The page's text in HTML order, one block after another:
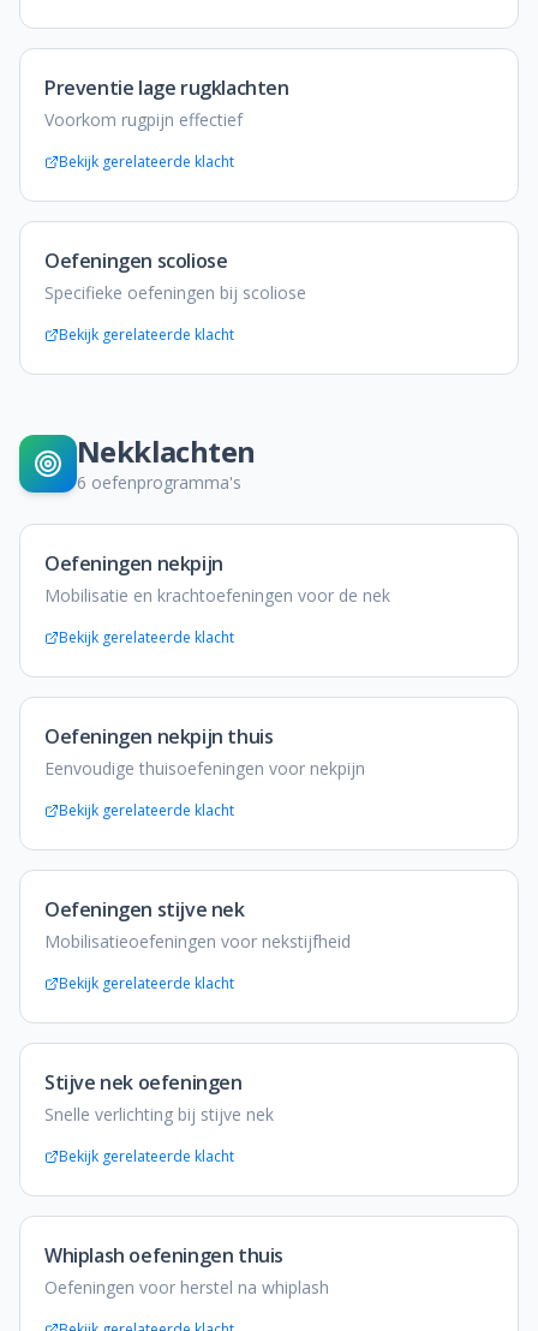
Preventie lage rugklachten
Voorkom rugpijn effectief
Bekijk gerelateerde klacht
Oefeningen scoliose
Specifieke oefeningen bij scoliose
Bekijk gerelateerde klacht
Nekklachten
6 oefenprogramma's
Oefeningen nekpijn
Mobilisatie en krachtoefeningen voor de nek
Bekijk gerelateerde klacht
Oefeningen nekpijn thuis
Eenvoudige thuisoefeningen voor nekpijn
Bekijk gerelateerde klacht
Oefeningen stijve nek
Mobilisatieoefeningen voor nekstijfheid
Bekijk gerelateerde klacht
Stijve nek oefeningen
Snelle verlichting bij stijve nek
Bekijk gerelateerde klacht
Whiplash oefeningen thuis
Oefeningen voor herstel na whiplash